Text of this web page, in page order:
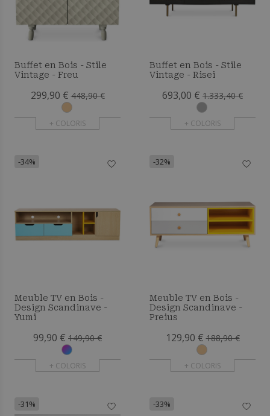
Buffet en Bois - Stile
Vintage - Freu
299,90 € 448,90 €
+ COLORIS
Buffet en Bois - Stile
Vintage - Risei
693,00 € 1.333,40 €
+ COLORIS
-34%
Meuble TV en Bois -
Design Scandinave -
Yumi
99,90 € 149,90 €
+ COLORIS
-32%
Meuble TV en Bois -
Design Scandinave -
Preius
129,90 € 188,90 €
+ COLORIS
-31% -33%